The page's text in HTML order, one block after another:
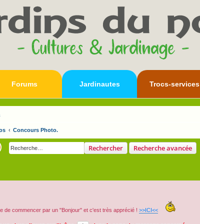
Forums Jardinautes Trocs-services
Concours Photo.
Rechercher Recherche avancée
de commencer par un "Bonjour" et c'est très apprécié ! >>ICI<<